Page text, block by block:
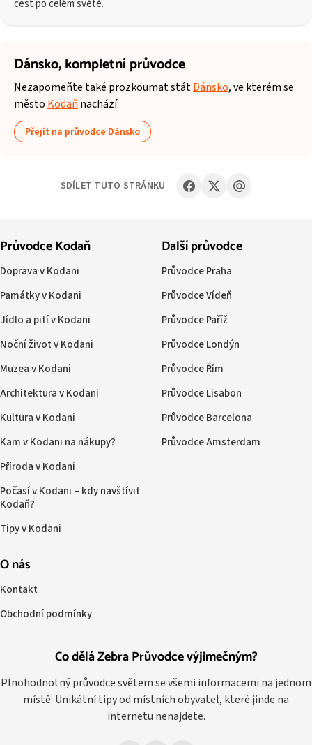
cest po celém světě.
Dánsko,kompletní průvodce
Nezapomeňte také prozkoumat státDánsko, ve kterém se
město Kodaň nachází.
Přejít na průvodce Dánsko
SDÍLET TUTO STRÁNKU
Co dělá Zebra Průvodce výjimečným?
Plnohodnotný průvodce světem se všemi informacemi na jednom
místě. Unikátní tipy od místních obyvatel, které jinde na
internetu nenajdete.
Průvodce Kodaň
Doprava v Kodani
Památky v Kodani
Jídlo a pití v Kodani
Noční život v Kodani
Muzea v Kodani
Architektura v Kodani
Kultura v Kodani
Kam v Kodani na nákupy?
Příroda v Kodani
Počasí v Kodani – kdy navštívit
Kodaň?
Tipy v Kodani
Další průvodce
Průvodce Praha
Průvodce Vídeň
Průvodce Paříž
Průvodce Londýn
Průvodce Řím
Průvodce Lisabon
Průvodce Barcelona
Průvodce Amsterdam
O nás
Kontakt
Obchodní podmínky